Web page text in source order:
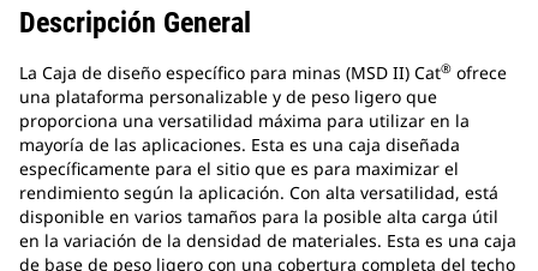
Descripción General
La Caja de diseño específico para minas (MSD II) Cat® ofrece
una plataforma personalizable y de peso ligero que
proporciona una versatilidad máxima para utilizar en la
mayoría de las aplicaciones. Esta es una caja diseñada
específicamente para el sitio que es para maximizar el
rendimiento según la aplicación. Con alta versatilidad, está
disponible en varios tamaños para la posible alta carga útil
en la variación de la densidad de materiales. Esta es una caja
de base de peso ligero con una cobertura completa del techo